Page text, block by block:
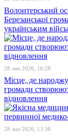
Волонтерський
Березанської
українським
28 лип 2026, 16:28
Місце, де
громади
відновлення
28 лип 2026, 13:56